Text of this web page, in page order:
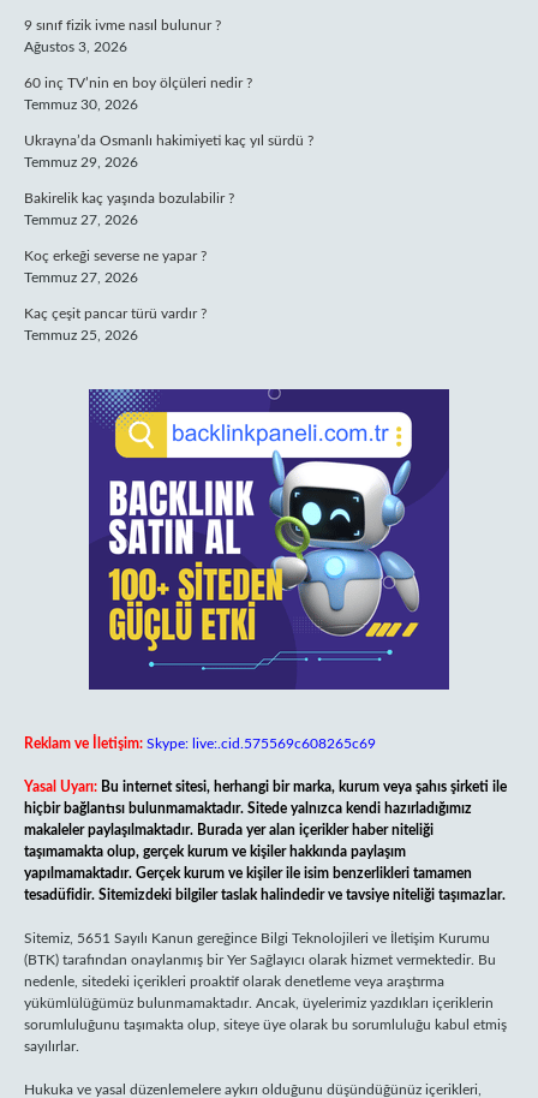
9 sınıf fizik ivme nasıl bulunur ?
Ağustos 3, 2026
60 inç TV’nin en boy ölçüleri nedir ?
Temmuz 30, 2026
Ukrayna’da Osmanlı hakimiyeti kaç yıl sürdü ?
Temmuz 29, 2026
Bakirelik kaç yaşında bozulabilir ?
Temmuz 27, 2026
Koç erkeği severse ne yapar ?
Temmuz 27, 2026
Kaç çeşit pancar türü vardır ?
Temmuz 25, 2026
Reklam ve İletişim: Skype: live:.cid.575569c608265c69
Yasal Uyarı: Bu internet sitesi, herhangi bir marka, kurum veya şahıs şirketi ile
hiçbir bağlantısı bulunmamaktadır. Sitede yalnızca kendi hazırladığımız
makaleler paylaşılmaktadır. Burada yer alan içerikler haber niteliği
taşımamakta olup, gerçek kurum ve kişiler hakkında paylaşım
yapılmamaktadır. Gerçek kurum ve kişiler ile isim benzerlikleri tamamen
tesadüfidir. Sitemizdeki bilgiler taslak halindedir ve tavsiye niteliği taşımazlar.
Sitemiz, 5651 Sayılı Kanun gereğince Bilgi Teknolojileri ve İletişim Kurumu
(BTK) tarafından onaylanmış bir Yer Sağlayıcı olarak hizmet vermektedir. Bu
nedenle, sitedeki içerikleri proaktif olarak denetleme veya araştırma
yükümlülüğümüz bulunmamaktadır. Ancak, üyelerimiz yazdıkları içeriklerin
sorumluluğunu taşımakta olup, siteye üye olarak bu sorumluluğu kabul etmiş
sayılırlar.
Hukuka ve yasal düzenlemelere aykırı olduğunu düşündüğünüz içerikleri,